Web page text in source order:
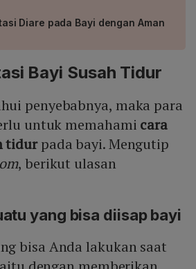
Diare pada Bayi dengan Aman
Bayi Susah Tidur
penyebabnya, maka para
untuk memahami cara
tidurpada bayi. Mengutip
, berikut ulasan
yang bisa diisap bayi
bisa Anda lakukan saat